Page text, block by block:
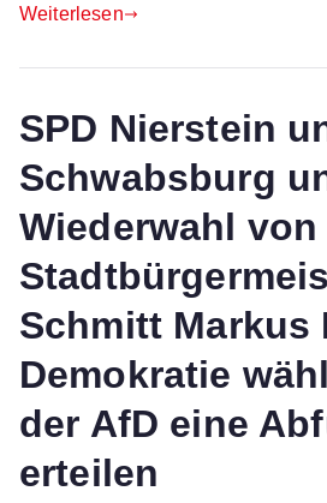
Weiterlesen
SPD Nierstein
Schwabsburg
Wiederwahl von
Schmitt Markus
Demokratie
der AfD eine
erteilen